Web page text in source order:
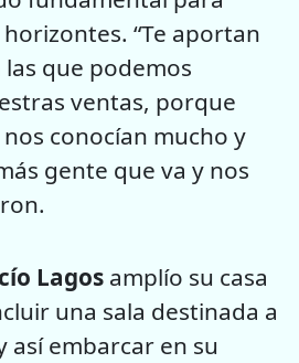
“Te aportan
que podemos
ventas, porque
conocían mucho y
gente que va y nos
Lagos amplío su casa
una sala destinada a
así embarcar en su